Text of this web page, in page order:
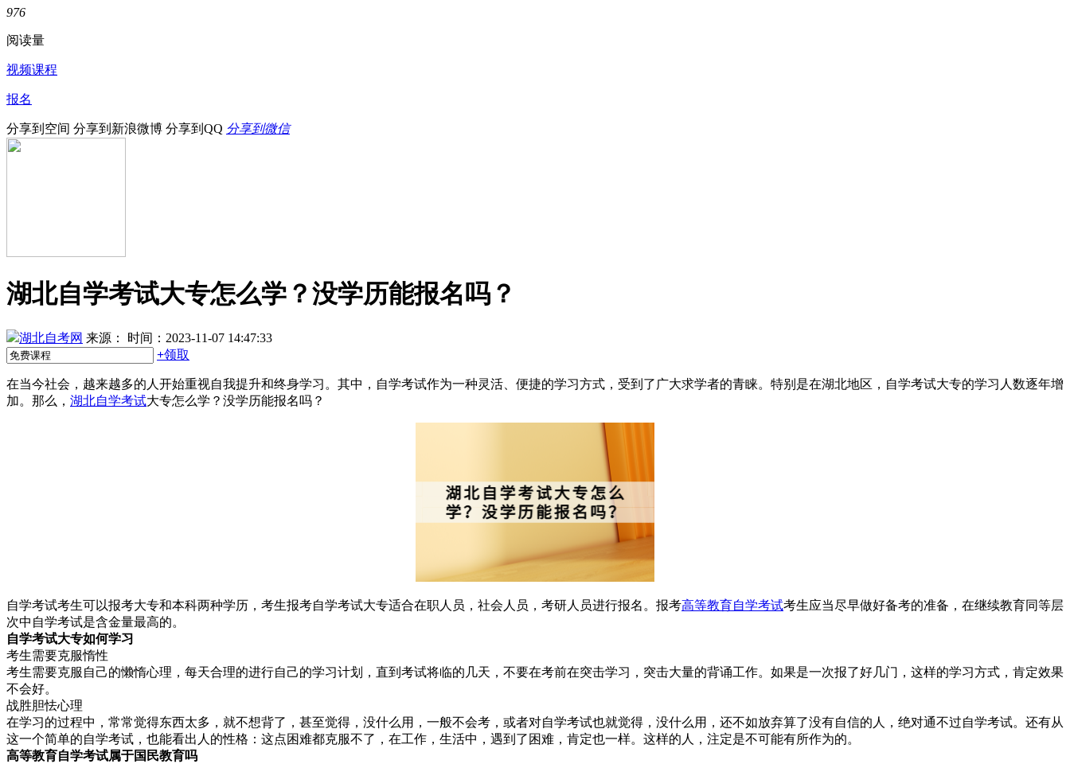
976
阅读量
视频课程
报名
分享到空间 分享到新浪微博 分享到QQ 分享到微信
湖北自学考试大专怎么学？没学历能报名吗？
湖北自考网 来源：
时间：2023-11-07 14:47:33
+领取
在当今社会，越来越多的人开始重视自我提升和终身学习。其中，自学考试作为一种灵活、便捷的学习方式，受到了广大求学者的青睐。特别是在湖北地区，自学考试大专的学习人数逐年增
加。那么， 湖北自学考试大专怎么学？没学历能报名吗？
自学考试考生可以报考大专和本科两种学历，考生报考自学考试大专适合在职人员，社会人员，考研人员进行报名。报考高等教育自学考试考生应当尽早做好备考的准备，在继续教育同等层
次中自学考试是含金量最高的。
自学考试大专如何学习
考生需要克服惰性
考生需要克服自己的懒惰心理，每天合理的进行自己的学习计划，直到考试将临的几天，不要在考前在突击学习，突击大量的背诵工作。如果是一次报了好几门，这样的学习方式，肯定效果
不会好。
战胜胆怯心理
在学习的过程中，常常觉得东西太多，就不想背了，甚至觉得，没什么用，一般不会考，或者对自学考试也就觉得，没什么用，还不如放弃算了没有自信的人，绝对通不过自学考试。还有从
这一个简单的自学考试，也能看出人的性格：这点困难都克服不了，在工作，生活中，遇到了困难，肯定也一样。这样的人，注定是不可能有所作为的。
高等教育自学考试属于国民教育吗